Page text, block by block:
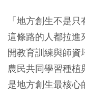
「地方創生不是
這條路的人都拉進
開教育訓練與師資
農民共同學習種植
是地方創生最核心